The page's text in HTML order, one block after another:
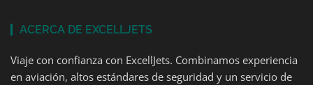
ACERCA DE EXCELLJETS
Viaje con confianza con ExcellJets. Combinamos experiencia
en aviación, altos estándares de seguridad y un servicio de